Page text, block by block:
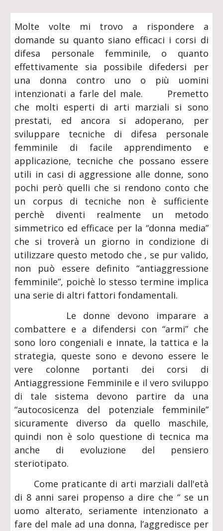
Molte volte mi trovo a rispondere a
domande su quanto siano efficaci i corsi di
difesa personale femminile, o quanto
effettivamente sia possibile difedersi per
una donna contro uno o più uomini
intenzionati a farle del male. Premetto
che molti esperti di arti marziali si sono
prestati, ed ancora si adoperano, per
sviluppare tecniche di difesa personale
femminile di facile apprendimento e
applicazione, tecniche che possano essere
utili in casi di aggressione alle donne, sono
pochi però quelli che si rendono conto che
un corpus di tecniche non è sufficiente
perchè diventi realmente un metodo
simmetrico ed efficace per la “donna media”
che si troverà un giorno in condizione di
utilizzare questo metodo che , se pur valido,
non può essere definito “antiaggressione
femminile”, poichè lo stesso termine implica
una serie di altri fattori fondamentali.
Le donne devono imparare a
combattere e a difendersi con “armi” che
sono loro congeniali e innate, la tattica e la
strategia, queste sono e devono essere le
vere colonne portanti dei corsi di
Antiaggressione Femminile e il vero sviluppo
di tale sistema devono partire da una
“autocosicenza del potenziale femminile”
sicuramente diverso da quello maschile,
quindi non è solo questione di tecnica ma
anche di evoluzione del pensiero
steriotipato.
Come praticante di arti marziali dall'età
di 8 anni sarei propenso a dire che “ se un
uomo alterato, seriamente intenzionato a
fare del male ad una donna, l’aggredisce per